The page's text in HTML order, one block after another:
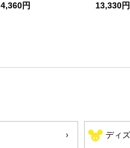
4,360円 13,330
ディ